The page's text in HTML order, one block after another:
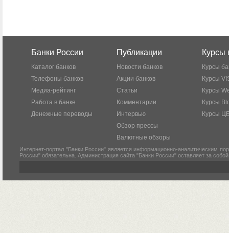
Банки России
Каталог банков
Телефоны банков
Медиа-рейтинг
Работа в банке
Денежные переводы
Публикации
Новости банков
Акции банков
Статьи
Комментарии
Интервью
Обзор прессы
Валютные обзоры
Курсы
Курсы
Курсы
Курсы
Курсы
Курсы
Интернет-портал "Банки России" является информационно-аналитическим
России" обязательна. Администрация сайта "Банки России" оставляет за